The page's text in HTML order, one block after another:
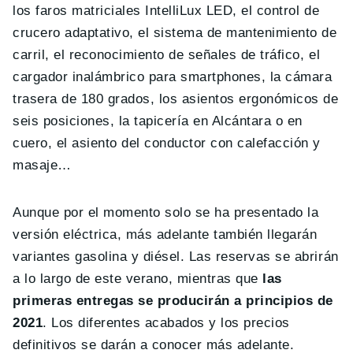
los faros matriciales IntelliLux LED, el control de
crucero adaptativo, el sistema de mantenimiento de
carril, el reconocimiento de señales de tráfico, el
cargador inalámbrico para smartphones, la cámara
trasera de 180 grados, los asientos ergonómicos de
seis posiciones, la tapicería en Alcántara o en
cuero, el asiento del conductor con calefacción y
masaje…
Aunque por el momento solo se ha presentado la
versión eléctrica, más adelante también llegarán
variantes gasolina y diésel. Las reservas se abrirán
a lo largo de este verano, mientras que
las
primeras entregas se producirán a principios de
2021. Los diferentes acabados y los precios
definitivos se darán a conocer más adelante.